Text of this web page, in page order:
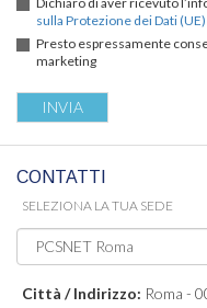
sulla Protezione dei Dati
Presto espressamente
marketing
CONTATTI
SELEZIONA LA TUA SEDE
Città / Indirizzo: Roma -